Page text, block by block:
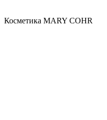
Косметика MARY COHR